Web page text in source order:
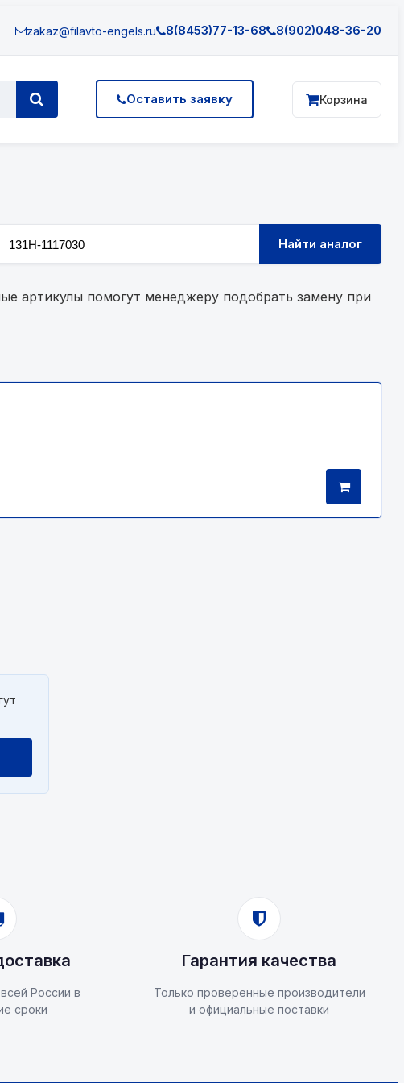
zakaz@filavto-engels.ru 8(8453)77-13-68 8(902)048-36-20
Оставить заявку Корзина
Найти аналог
артикулы помогут менеджеру подобрать замену при
России в
сроки
Гарантия качества
Только проверенные производители
и официальные поставки